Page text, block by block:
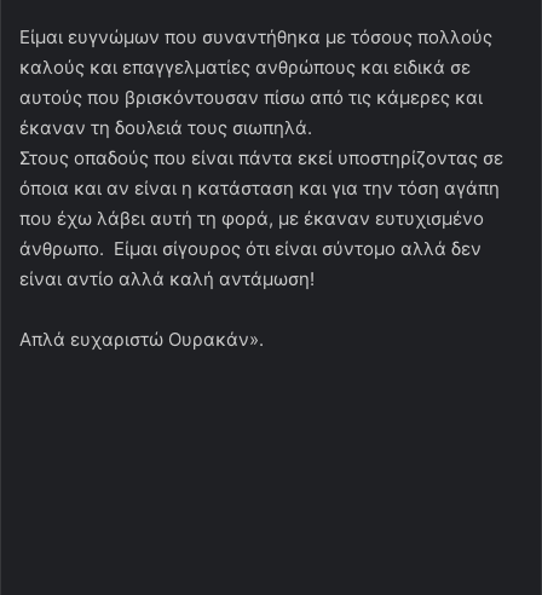
Είμαι ευγνώμων που συναντήθηκα με τόσους πολλούς
καλούς και επαγγελματίες ανθρώπους και ειδικά σε
αυτούς που βρισκόντουσαν πίσω από τις κάμερες και
έκαναν τη δουλειά τους σιωπηλά.
Στους οπαδούς που είναι πάντα εκεί υποστηρίζοντας σε
όποια και αν είναι η κατάσταση και για την τόση αγάπη
που έχω λάβει αυτή τη φορά, με έκαναν ευτυχισμένο
άνθρωπο. Είμαι σίγουρος ότι είναι σύντομο αλλά δεν
είναι αντίο αλλά καλή αντάμωση!
Απλά ευχαριστώ Ουρακάν».